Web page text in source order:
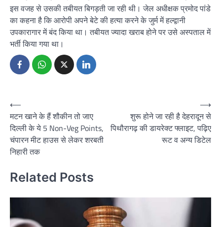
इस वजह से उसकी तबीयत बिगड़ती जा रही थी। जेल अधीक्षक प्रमोद पांडे
का कहना है कि आरोपी अपने बेटे की हत्या करने के जुर्म में हल्द्वानी
उपकारागार में बंद किया था। तबीयत ज्यादा खराब होने पर उसे अस्पताल में
भर्ती किया गया था।
Post
navigation
⟵
मटन खाने के हैं शौकीन तो जाए
दिल्ली के ये 5 Non-Veg Points,
चंपारन मीट हाउस से लेकर शरबती
निहारी तक
शुरू होने जा रही है देहरादून से
पिथौरागढ़ की डायरेक्ट फ्लाइट, पढ़िए
रूट व अन्य डिटेल
⟶
Related Posts